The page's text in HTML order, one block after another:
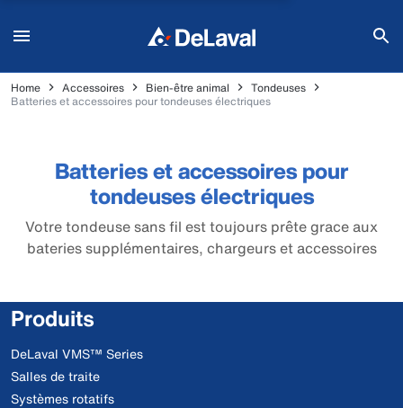
Home Accessoires Bien-être animal
Tondeuses
Batteries et accessoires pour tondeuses électriques
Batteries et accessoires pour
tondeuses électriques
Votre tondeuse sans fil est toujours prête grace aux
bateries supplémentaires, chargeurs et accessoires
Produits
DeLaval VMS™ Series
Salles de traite
Systèmes rotatifs